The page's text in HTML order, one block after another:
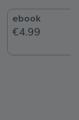
ebook
€4.99